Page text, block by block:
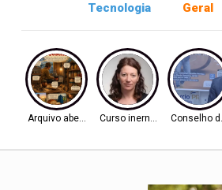
Tecnologia Geral
Arquivo aberto Curso inernacionalConselho